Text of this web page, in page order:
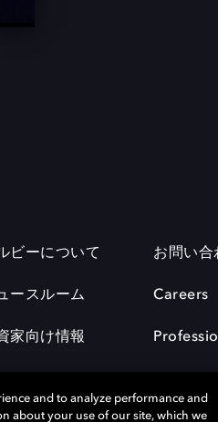
ビーについて
ースルーム
家向け情報
お問い合
Careers
and to analyze performance and
about your use of our site, which we